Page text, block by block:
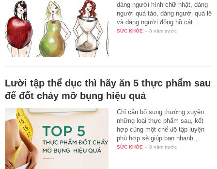
dáng người hình chữ nhật, dáng
người quả táo, dáng người quả lê
và dáng người đồng hồ cát.…
SỨC KHỎE - 8 năm trước
Lười tập thể dục thì hãy ăn 5 thực phẩm sau
để đốt cháy mỡ bụng hiệu quả
Chỉ cần bổ sung thường xuyên
những loại thực phẩm sau, kết
hợp cùng một chế độ tập luyện
phù hợp sẽ giúp bạn nhanh…
SỨC KHỎE - 8 năm trước